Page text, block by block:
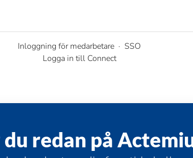
Inloggning för medarbetare · SSO
Logga in till Connect
redan på